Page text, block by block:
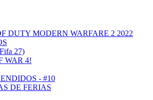
DUTY MODERN WARFARE 2 2022
27)
WAR 4!
- #10
DE FERIAS